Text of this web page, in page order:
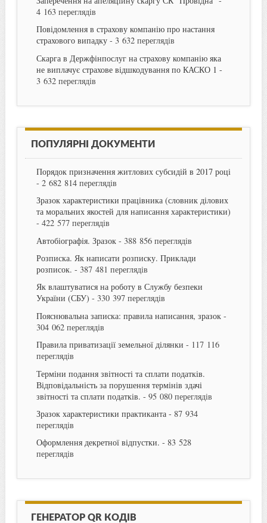
4 163 переглядів
Повідомлення в страхову компанію про настання
страхового випадку- 3 632 переглядів
Скарга в Держфінпослуг на страхову компанію яка
не виплачує страхове відшкодування по КАСКО 1 -
3 632 переглядів
ПОПУЛЯРНІ ДОКУМЕНТИ
Порядок призначення житлових субсидій в 2017 році
- 2 682 814 переглядів
Зразок характеристики працівника (словник ділових
та моральних якостей для написання характеристики)
- 422 577 переглядів
Автобіографія. Зразок- 388 856 переглядів
Розписка. Як написати розписку. Приклади
розписок. - 387 481 переглядів
Як влаштуватися на роботу в Службу безпеки
України (СБУ) - 330 397 переглядів
Пояснювальна записка: правила написання, зразок-
304 062 переглядів
Правила приватизації земельної ділянки - 117 116
переглядів
Терміни подання звітності та сплати податків.
Відповідальність за порушення термінів здачі
звітності та сплати податків. - 95 080 переглядів
Зразок характеристики практиканта- 87 934
переглядів
Оформлення декретної відпустки. - 83 528
переглядів
ГЕНЕРАТОР QR КОДІВ